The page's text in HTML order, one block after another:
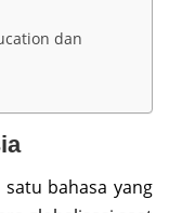
dan
bahasa yang